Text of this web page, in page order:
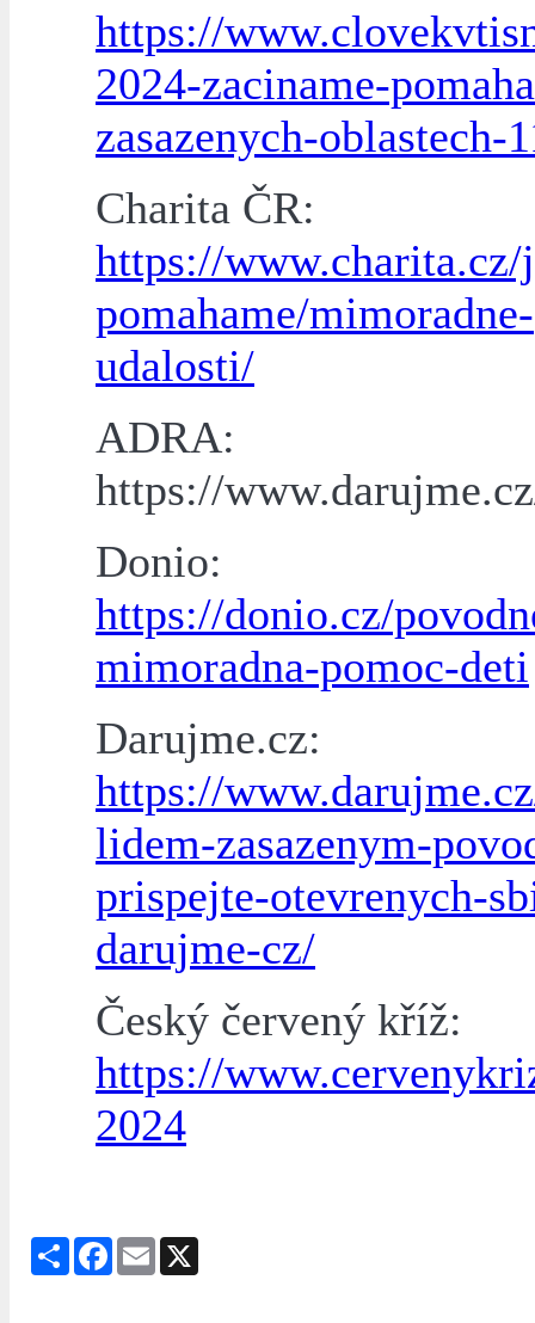
https://
2024-zaciname-
zasazenych-oblastech-
Charita ČR:
https://
pomahame/mimoradne-
udalosti/
ADRA:
https://
Donio:
https://donio.cz/
mimoradna-pomoc-deti
Darujme.cz:
https://
lidem-zasazenym-
prispejte-otevrenych-
darujme-cz/
Český červený kříž:
https://
2024
Share Facebook
Email